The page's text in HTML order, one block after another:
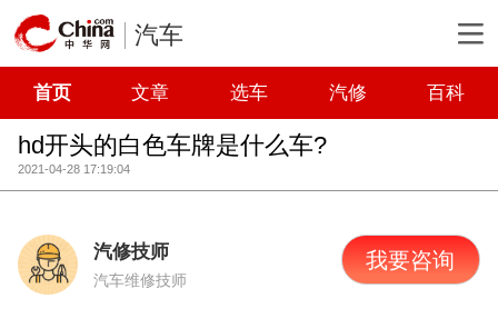
汽车
首页 文章 选车 汽修 百科
hd开头的白色车牌是什么车?
2021-04-28 17:19:04
汽修技师
汽车维修技师
我要咨询